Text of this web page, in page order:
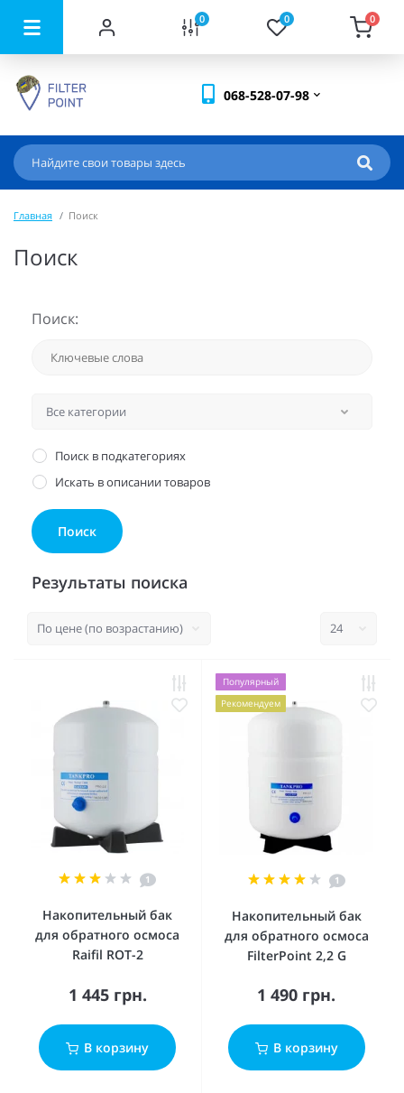
0 0 0
068-528-07-98
Главная Поиск
Поиск
Поиск:
Поиск в подкатегориях
Искать в описании товаров
Результаты поиска
1
Накопительный бак
для обратного осмоса
Raifil ROT-2
1 445 грн.
В корзину
Популярный
Рекомендуем
1
Накопительный бак
для обратного осмоса
FilterPoint 2,2 G
1 490 грн.
В корзину